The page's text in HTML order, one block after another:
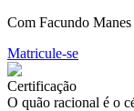
Com Facundo Manes
Matricule-se
Certificação
O quão racional é o